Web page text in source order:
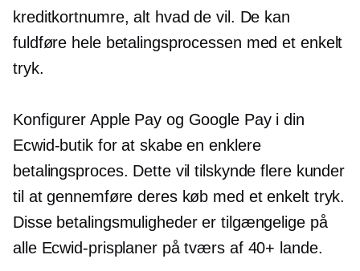
kreditkortnumre, alt hvad de vil. De kan
fuldføre hele betalingsprocessen med et enkelt
tryk.
Konfigurer Apple Pay og Google Pay i din
Ecwid-butik for at skabe en enklere
betalingsproces. Dette vil tilskynde flere kunder
til at gennemføre deres køb med et enkelt tryk.
Disse betalingsmuligheder er tilgængelige på
alle Ecwid-prisplaner på tværs af 40+ lande.